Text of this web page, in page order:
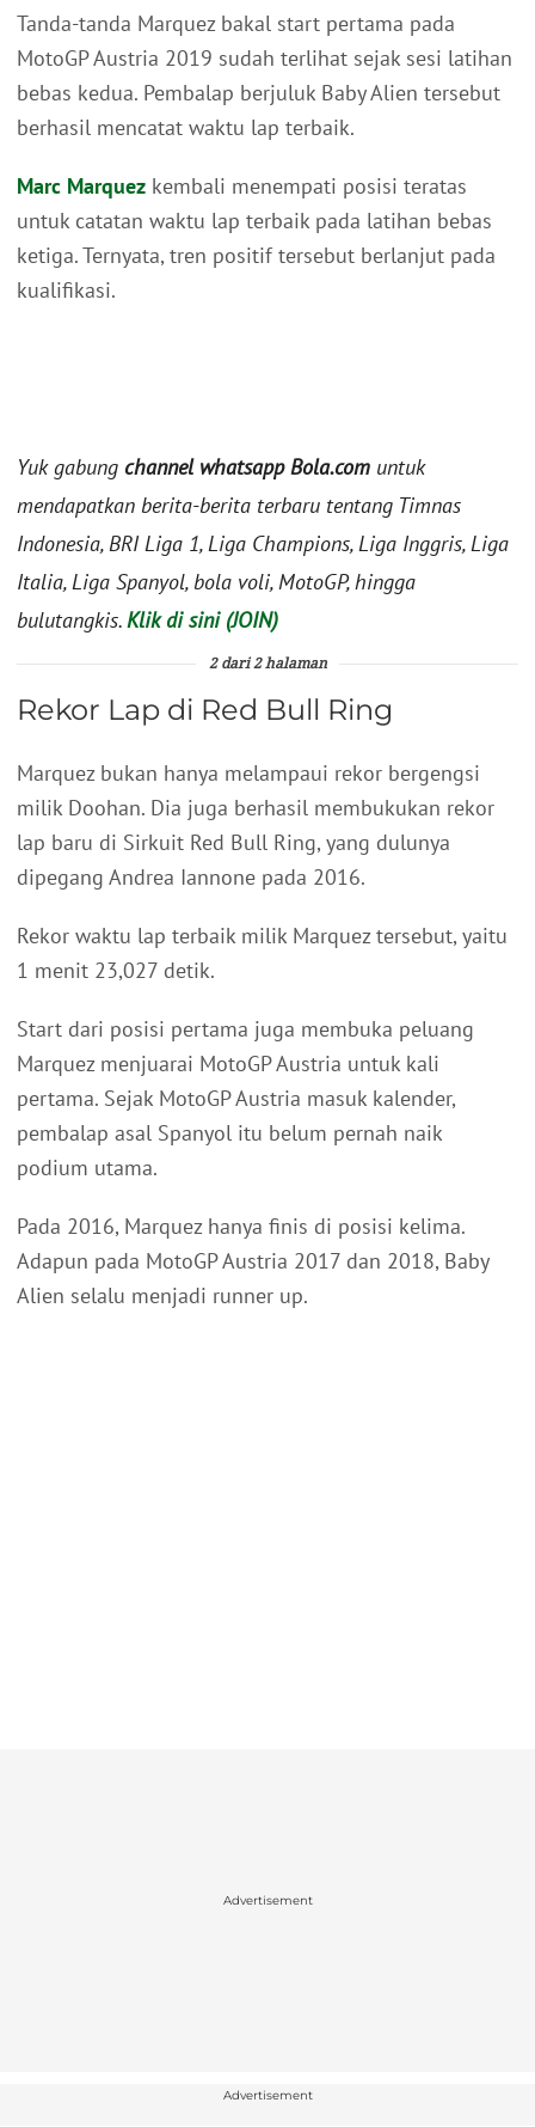
Tanda-tanda Marquez bakal start pertama pada
MotoGP Austria 2019 sudah terlihat sejak sesi latihan
bebas kedua. Pembalap berjuluk Baby Alien tersebut
berhasil mencatat waktu lap terbaik.
Marc Marquez kembali menempati posisi teratas
untuk catatan waktu lap terbaik pada latihan bebas
ketiga. Ternyata, tren positif tersebut berlanjut pada
kualifikasi.
Yuk gabung channel whatsapp Bola.com untuk
mendapatkan berita-berita terbaru tentang Timnas
Indonesia, BRI Liga 1, Liga Champions, Liga Inggris, Liga
Italia, Liga Spanyol, bola voli, MotoGP, hingga
bulutangkis.Klik di sini (JOIN)
2 dari 2 halaman
Rekor Lap di Red Bull Ring
Marquez bukan hanya melampaui rekor bergengsi
milik Doohan. Dia juga berhasil membukukan rekor
lap baru di Sirkuit Red Bull Ring, yang dulunya
dipegang Andrea Iannone pada 2016.
Rekor waktu lap terbaik milik Marquez tersebut, yaitu
1 menit 23,027 detik.
Start dari posisi pertama juga membuka peluang
Marquez menjuarai MotoGP Austria untuk kali
pertama. Sejak MotoGP Austria masuk kalender,
pembalap asal Spanyol itu belum pernah naik
podium utama.
Pada 2016, Marquez hanya finis di posisi kelima.
Adapun pada MotoGP Austria 2017 dan 2018, Baby
Alien selalu menjadi runner up.
Advertisement
Advertisement